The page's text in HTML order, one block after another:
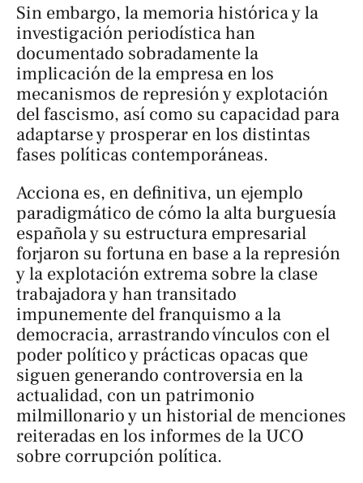
Sin embargo, la memoria histórica y la
investigación periodística han
documentado sobradamente la
implicación de la empresa en los
mecanismos de represión y explotación
del fascismo, así como su capacidad para
adaptarse y prosperar en los distintas
fases políticas contemporáneas.
Acciona es, en definitiva, un ejemplo
paradigmático de cómo la alta burguesía
española y su estructura empresarial
forjaron su fortuna en base a la represión
y la explotación extrema sobre la clase
trabajadora y han transitado
impunemente del franquismo a la
democracia, arrastrando vínculos con el
poder político y prácticas opacas que
siguen generando controversia en la
actualidad, con un patrimonio
milmillonario y un historial de menciones
reiteradas en los informes de la UCO
sobre corrupción política.